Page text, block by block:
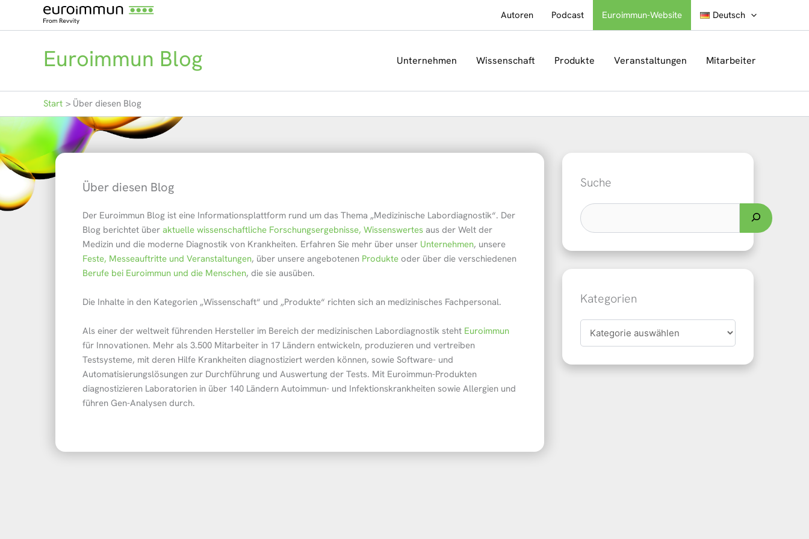
Autoren Podcast Euroimmun-Website Deutsch
Euroimmun Blog Unternehmen Wissenschaft Produkte Veranstaltungen Mitarbeiter
Start Über diesen Blog
Über diesen Blog
Der Euroimmun Blog ist eine Informationsplattform rund um das Thema „Medizinische Labordiagnostik“. Der
Blog berichtet über aktuelle wissenschaftliche Forschungsergebnisse, Wissenswertes aus der Welt der
Medizin und die moderne Diagnostik von Krankheiten. Erfahren Sie mehr über unser Unternehmen, unsere
Feste, Messeauftritte und Veranstaltungen, über unsere angebotenen Produkte oder über die verschiedenen
Berufe bei Euroimmun und die Menschen, die sie ausüben.
Die Inhalte in den Kategorien „Wissenschaft“ und „Produkte“ richten sich an medizinisches Fachpersonal.
Als einer der weltweit führenden Hersteller im Bereich der medizinischen Labordiagnostik steht Euroimmun
für Innovationen. Mehr als 3.500 Mitarbeiter in 17 Ländern entwickeln, produzieren und vertreiben
Testsysteme, mit deren Hilfe Krankheiten diagnostiziert werden können, sowie Software- und
Automatisierungslösungen zur Durchführung und Auswertung der Tests. Mit Euroimmun-Produkten
diagnostizieren Laboratorien in über 140 Ländern Autoimmun- und Infektionskrankheiten sowie Allergien und
führen Gen-Analysen durch.
Suche
Kategorien